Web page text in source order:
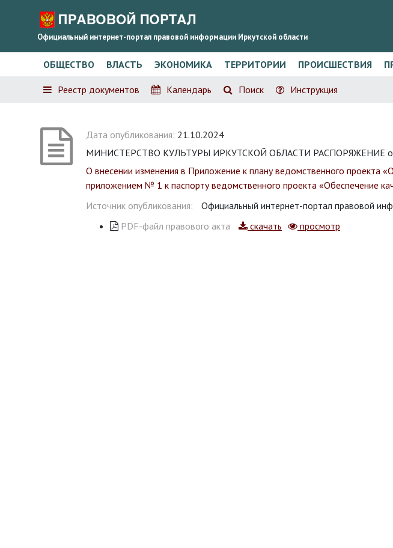
Официальный интернет-портал правовой информации Иркутской области
ОБЩЕСТВО ВЛАСТЬ ЭКОНОМИКА ТЕРРИТОРИИ ПРОИСШЕСТВИЯ
Реестр документов Календарь Поиск Инструкция
Дата опубликования: 21.10.2024
МИНИСТЕРСТВО КУЛЬТУРЫ ИРКУТСКОЙ ОБЛАСТИ РАСПОРЯЖЕНИЕ от
О внесении изменения в Приложение к плану ведомственного проекта
приложением № 1 к паспорту ведомственного проекта «Обеспечение
Источник опубликования:
Официальный интернет-портал правовой
PDF-файл правового акта
скачать просмотр